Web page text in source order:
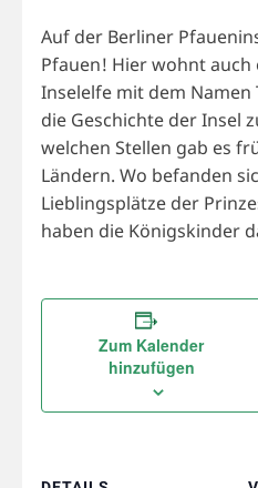
Auf der Berliner
Pfauen! Hier wohnt auch
Inselelfe mit dem Namen
die Geschichte der Insel
welchen Stellen gab es
Ländern. Wo befanden
Lieblingsplätze der
haben die Königskinder
Zum Kalender
hinzufügen